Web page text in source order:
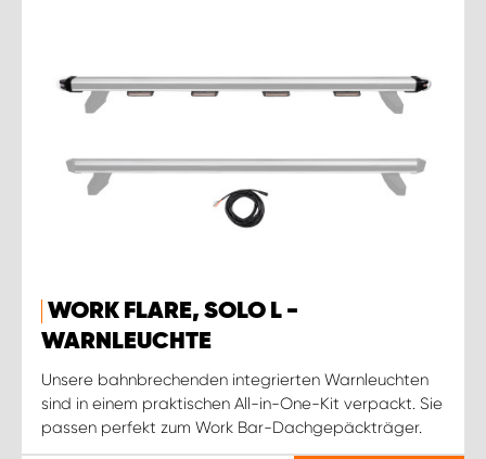
WORK FLARE, SOLO L -
WARNLEUCHTE
Unsere bahnbrechenden integrierten Warnleuchten
sind in einem praktischen All-in-One-Kit verpackt. Sie
passen perfekt zum Work Bar-Dachgepäckträger.